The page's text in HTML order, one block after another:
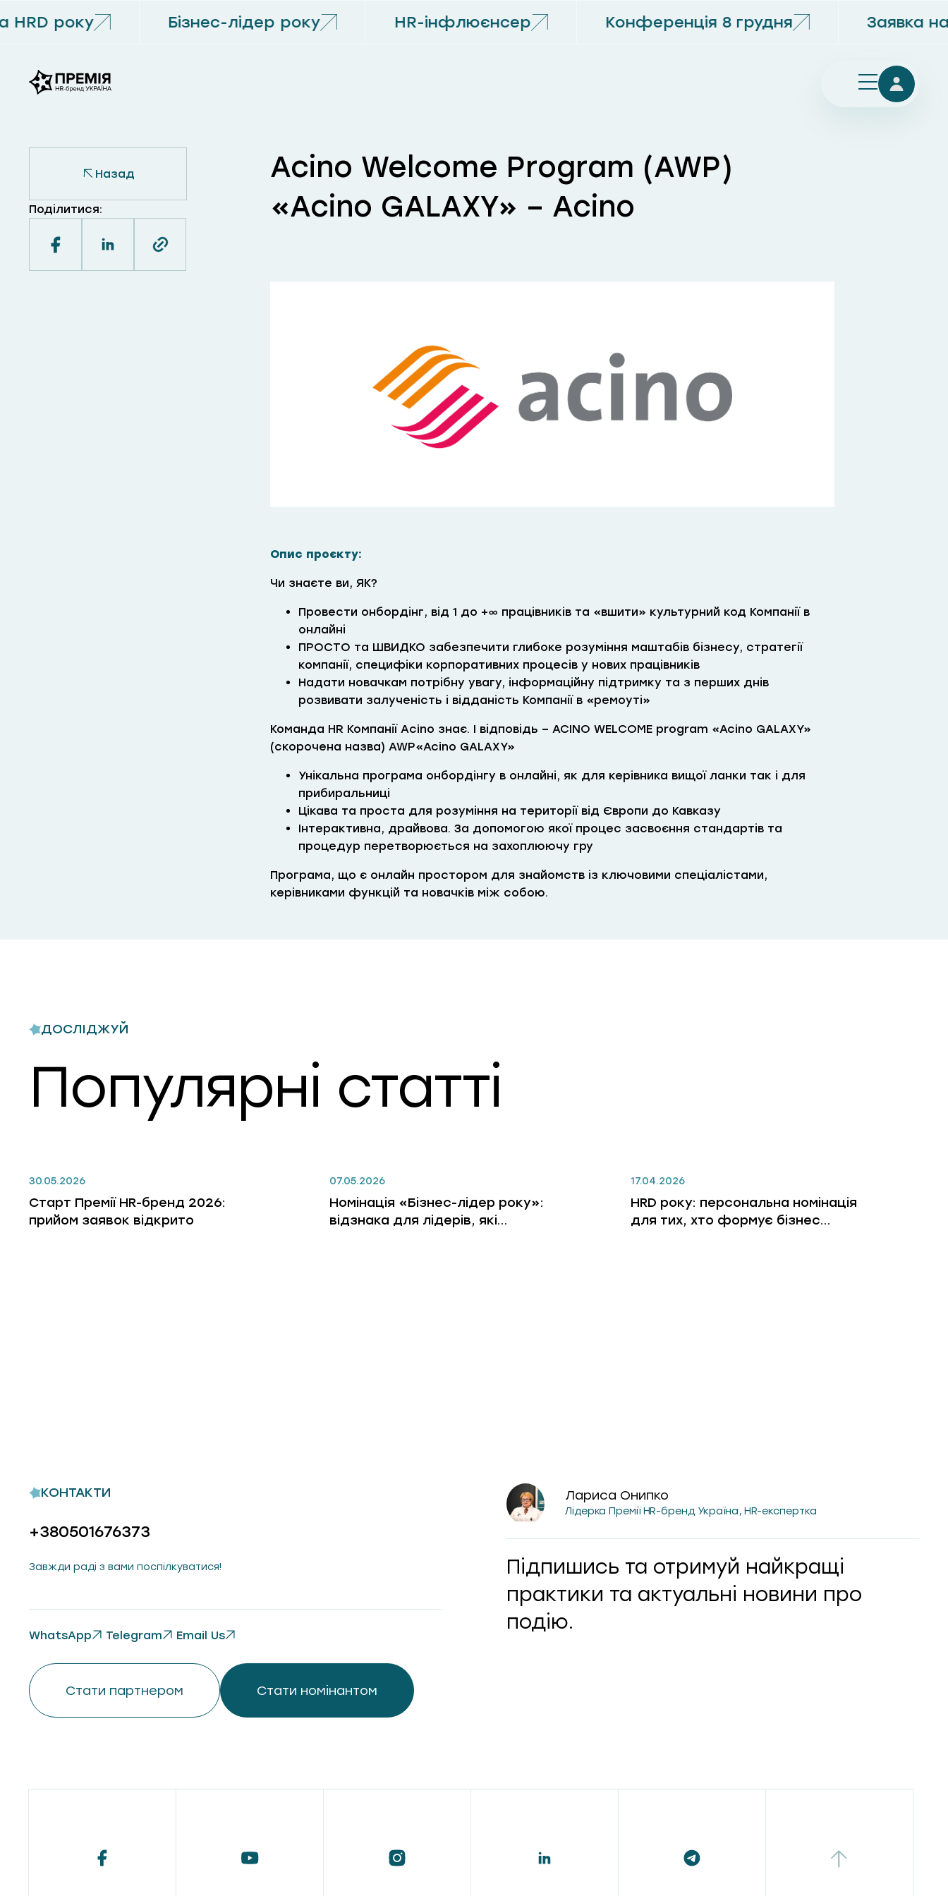
року Бізнес-лідер року HR-інфлюєнсер Конференція 8 грудня Заявка на
Назад
Поділитися:
Acino Welcome Program (AWP)
«Acino GALAXY» – Acino
Опис проєкту:
Чи знаєте ви, ЯК?
Провести онбордінг, від 1 до +∞ працівників та «вшити» культурний код Компанії в
онлайні
ПРОСТО та ШВИДКО забезпечити глибоке розуміння маштабів бізнесу, стратегії
компанії, специфіки корпоративних процесів у нових працівників
Надати новачкам потрібну увагу, інформаційну підтримку та з перших днів
розвивати залученість і відданість Компанії в «ремоуті»
Команда HR Компанії Aсino знає. І відповідь – ACINO WELCOME program «Acino GALAXY»
(скорочена назва) AWP«Acino GALAXY»
Унікальна програма онбордінгу в онлайні, як для керівника вищої ланки так і для
прибиральниці
Цікава та проста для розуміння на території від Європи до Кавказу
Інтерактивна, драйвова. За допомогою якої процес засвоєння стандартів та
процедур перетворюється на захоплюючу гру
Програма, що є онлайн простором для знайомств із ключовими спеціалістами,
керівниками функцій та новачків між собою.
ДОСЛІДЖУЙ
Популярні статті
30.05.2026
Старт Премії HR-бренд 2026:
прийом заявок відкрито
07.05.2026
Номінація «Бізнес-лідер року»:
відзнака для лідерів, які
17.04.2026
HRD року: персональна номінація
для тих, хто формує бізнес
КОНТАКТИ
+380501676373
Завжди раді з вами поспілкуватися!
WhatsApp Telegram Email Us
Стати партнером Стати номінантом
Лариса Онипко
Лідерка Премії HR-бренд Україна, HR-експертка
Підпишись та отримуй найкращі
практики та актуальні новини про
подію.